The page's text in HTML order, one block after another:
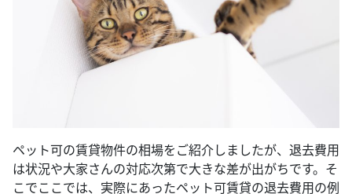
ペット可の賃貸物件の相場をご紹介しましたが、退去費用
は状況や大家さんの対応次第で大きな差が出がちです。そ
こでここでは、実際にあったペット可賃貸の退去費用の例